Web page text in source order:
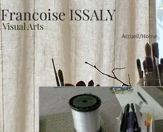
Francoise ISSALY
Visual Arts
Accueil/Home